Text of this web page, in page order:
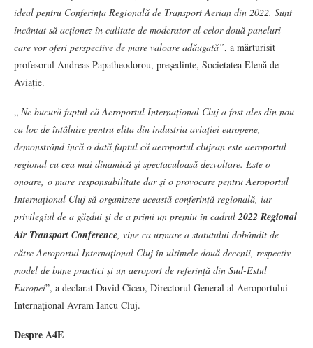
ideal pentru Conferința Regională de Transport Aerian din 2022. Sunt
încântat să acționez în calitate de moderator al celor două paneluri
care vor oferi perspective de mare valoare adăugată”, a mărturisit
profesorul Andreas Papatheodorou, președinte, Societatea Elenă de
Aviație.
„ Ne bucură faptul că Aeroportul Internațional Cluj a fost ales din nou
ca loc de întâlnire pentru elita din industria aviaţiei europene,
demonstrând încă o dată faptul că aeroportul clujean este aeroportul
regional cu cea mai dinamică şi spectaculoasă dezvoltare. Este o
onoare, o mare responsabilitate dar şi o provocare pentru Aeroportul
Internaţional Cluj să organizeze această conferință regională, iar
privilegiul de a găzdui şi de a primi un premiu în cadrul2022 Regional
Air Transport Conference, vine ca urmare a statutului dobândit de
către Aeroportul Internațional Cluj în ultimele două decenii, respectiv –
model de bune practici și un aeroport de referinţă din Sud-Estul
Europei”, a declarat David Ciceo, Directorul General al Aeroportului
Internaţional Avram Iancu Cluj.
Despre A4E